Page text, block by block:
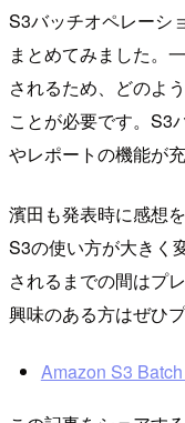
S3バッチオペレーシ
まとめてみました。
されるため、どのよ
ことが必要です。S3
やレポートの機能が
濱田も発表時に感想
S3の使い方が大きく
されるまでの間はプ
興味のある方はぜひ
Amazon S3